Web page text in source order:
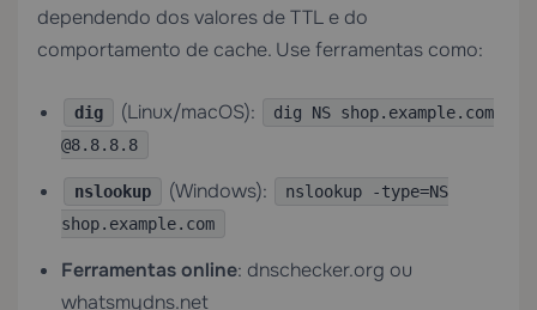
dependendo dos valores de TTL e do
comportamento de cache. Use ferramentas como:
dig (Linux/macOS):
dig NS shop.example.com
@8.8.8.8
nslookup (Windows):
nslookup -type=NS
shop.example.com
Ferramentas online: dnschecker.org ou
whatsmydns.net